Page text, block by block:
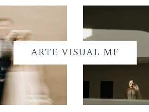
ARTE VISUAL MF